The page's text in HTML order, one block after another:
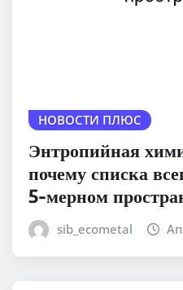
НОВОСТИ ПЛЮС
Энтропийная
почему списка
5-мерном
sib_ecometal